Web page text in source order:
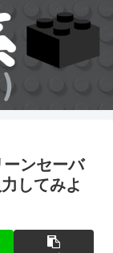
ンセーバ
してみよ